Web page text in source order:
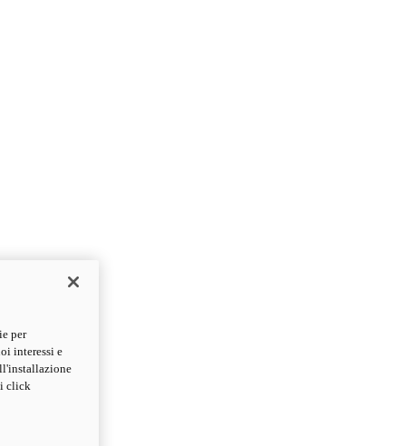
per
interessi e
click